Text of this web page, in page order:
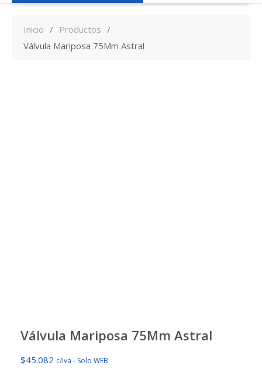
Inicio
Productos
Válvula Mariposa 75Mm Astral
Válvula Mariposa 75Mm Astral
$45.082 c/iva - Solo WEB